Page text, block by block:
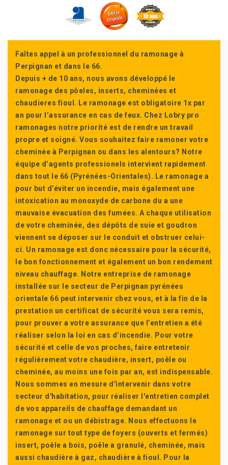
Faîtes appel à un professionnel du ramonage à
Perpignan et dans le 66.
Depuis + de 10 ans, nous avons développé le
ramonage des pôeles, inserts, cheminées et
chaudieres fioul. Le ramonage est obligatoire 1x par
an pour l’assurance en cas de feux. Chez Lobry pro
ramonages notre priorité est de rendre un travail
propre et soigné. Vous souhaitez faire ramoner votre
cheminée à Perpignan ou dans les alentours? Notre
équipe d’agents professionels intervient rapidement
dans tout le 66 (Pyrénées-Orientales). Le ramonage a
pour but d’éviter un incendie, mais également une
intoxication au monoxyde de carbone du a une
mauvaise évacuation des fumées. A chaque utilisation
de votre cheminée, des dépôts de suie et goudron
viennent se déposer sur le conduit et obstruer celui-
ci. Un ramonage est donc nécessaire pour la sécurité,
le bon fonctionnement et également un bon rendement
niveau chauffage. Notre entreprise de ramonage
installée sur le secteur de Perpignan pyrénées
orientale 66 peut intervenir chez vous, et à la fin de la
prestation un certificat de sécurité vous sera remis,
pour prouver a votre assurance que l’entretien a été
réaliser selon la loi en cas d’incendie. Pour votre
sécurité et celle de vos proches, faire entretenir
régulièrement votre chaudière, insert, poêle ou
cheminée, au moins une fois par an, est indispensable.
Nous sommes en mesure d'intervenir dans votre
secteur d'habitation, pour réaliser l'entretien complet
de vos appareils de chauffage demandant un
ramonage et ou un débistrage. Nous effectuons le
ramonage sur tout type de foyers (ouverts et fermés)
insert, poêle a bois, poêle a granulé, cheminée, mais
aussi chaudière à gaz, chaudière à fioul. Pour la